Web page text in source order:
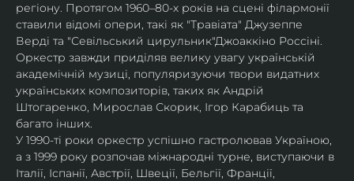
регіону. Протягом 1960–80-х років на сцені філармонії
ставили відомі опери, такі як "Травіата" Джузеппе
Верді та "Севільський цирульник"Джоаккіно Россіні.
Оркестр завжди приділяв велику увагу українській
академічній музиці, популяризуючи твори видатних
українських композиторів, таких як Андрій
Штогаренко, Мирослав Скорик, Ігор Карабиць та
багато інших.
У 1990-ті роки оркестр успішно гастролював Україною,
а з 1999 року розпочав міжнародні турне, виступаючи в
Італії, Іспанії, Австрії, Швеції, Бельгії, Франції,